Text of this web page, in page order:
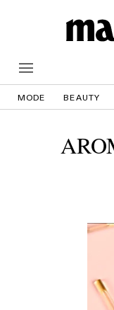
MODE BEAUTY